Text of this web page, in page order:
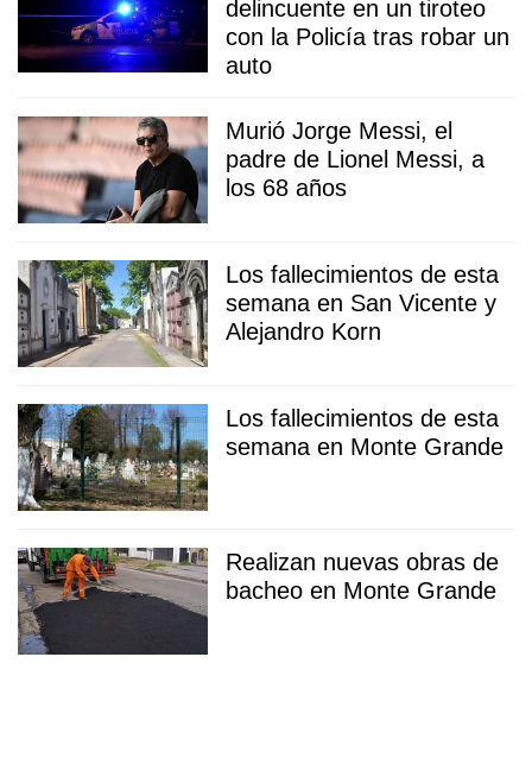
delincuente en un tiroteo
con la Policía tras robar un
auto
Murió Jorge Messi, el
padre de Lionel Messi, a
los 68 años
Los fallecimientos de esta
semana en San Vicente y
Alejandro Korn
Los fallecimientos de esta
semana en Monte Grande
Realizan nuevas obras de
bacheo en Monte Grande